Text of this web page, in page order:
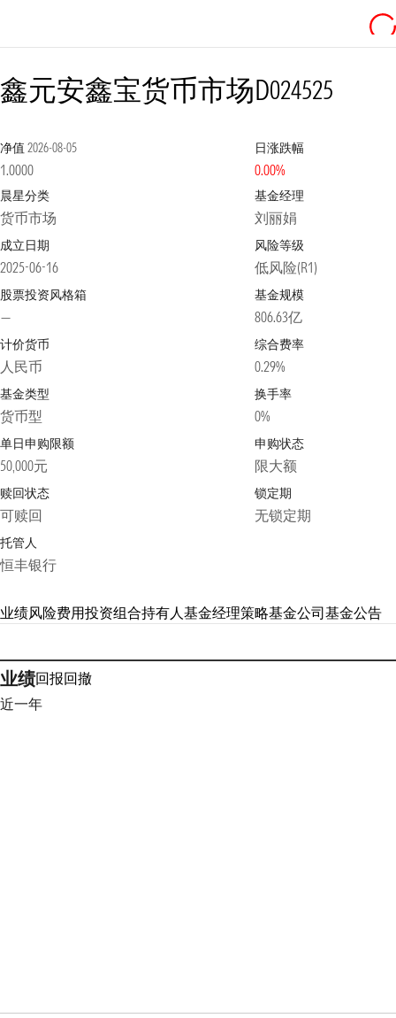
鑫元安鑫宝货币市场D024525
净值 2026-08-05
1.0000
日涨跌幅
0.00%
晨星分类
货币市场
基金经理
刘丽娟
成立日期
2025-06-16
风险等级
低风险(R1)
股票投资风格箱
—
基金规模
806.63亿
计价货币
人民币
综合费率
0.29%
基金类型
货币型
换手率
0%
单日申购限额
50,000元
申购状态
限大额
赎回状态
可赎回
锁定期
无锁定期
托管人
恒丰银行
业绩风险费用投资组合持有人基金经理策略基金公司基金公告
业绩回报回撤
近一年